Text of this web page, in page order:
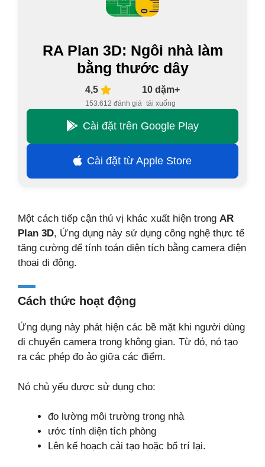
RA Plan 3D: Ngôi nhà làm
bằng thước dây
4,5
153.612 đánh giá
10 dặm+
tải xuống
Cài đặt trên Google Play
Cài đặt từ Apple Store
Một cách tiếp cận thú vị khác xuất hiện trong AR
Plan 3D, Ứng dụng này sử dụng công nghệ thực tế
tăng cường để tính toán diện tích bằng camera điện
thoại di động.
Cách thức hoạt động
Ứng dụng này phát hiện các bề mặt khi người dùng
di chuyển camera trong không gian. Từ đó, nó tạo
ra các phép đo ảo giữa các điểm.
Nó chủ yếu được sử dụng cho:
đo lường môi trường trong nhà
ước tính diện tích phòng
Lên kế hoạch cải tạo hoặc bố trí lại.